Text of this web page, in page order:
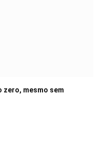
zero, mesmo sem